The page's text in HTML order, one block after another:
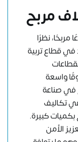
مربح
نظرًا
في قطاع تربية
واسعة
في صناعة
تكاليف
بكميات كبيرة.
الأمن